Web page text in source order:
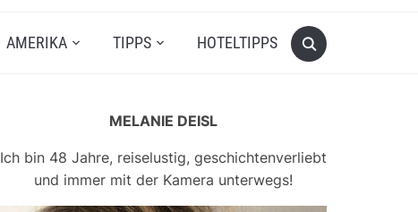
AMERIKA TIPPS HOTELTIPPS
MELANIE DEISL
Ich bin 48 Jahre, reiselustig, geschichtenverliebt
und immer mit der Kamera unterwegs!